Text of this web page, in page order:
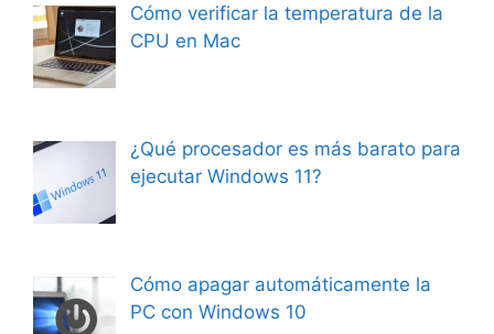
Cómo verificar la temperatura de la
CPU en Mac
¿Qué procesador es más barato para
ejecutar Windows 11?
Cómo apagar automáticamente la
PC con Windows 10